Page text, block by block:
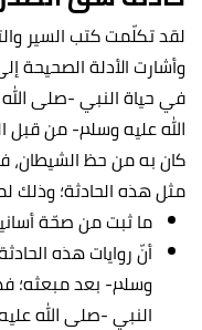
لقد تكلّمت كتب السير
وأشارت الأدلة الصحيحة
في حياة النبي -صلى
الله عليه وسلم- من قبل
كان به من حظ الشيطان،
مثل هذه الحادثة؛ وذلك
ما ثبت من صحّة
أنّ روايات هذه
وسلم- بعد مبعثه؛
النبي -صلى الله